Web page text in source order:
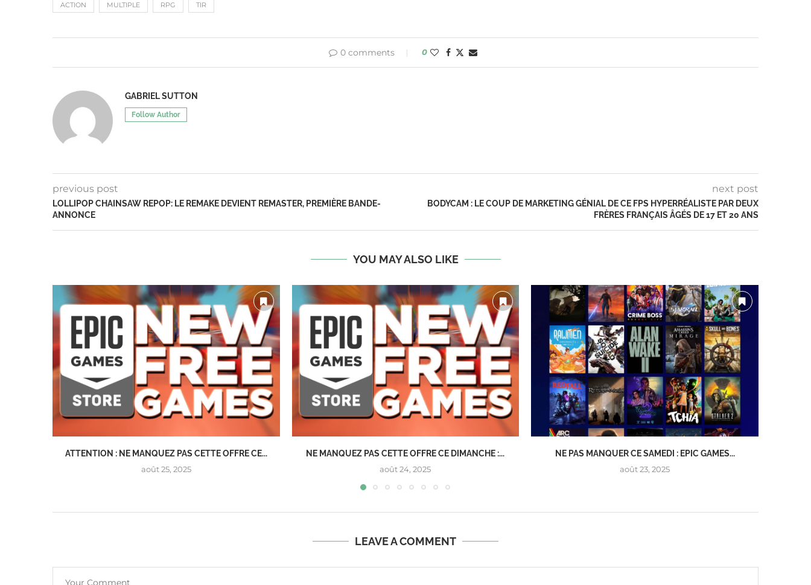
ACTION MULTIPLE RPG TIR
0 comments 0
GABRIEL SUTTON
Follow Author
previous post
LOLLIPOP CHAINSAW REPOP: LE REMAKE DEVIENT REMASTER, PREMIÈRE BANDE-
ANNONCE
next post
BODYCAM : LE COUP DE MARKETING GÉNIAL DE CE FPS HYPERRÉALISTE PAR DEUX
FRÈRES FRANÇAIS ÂGÉS DE 17 ET 20 ANS
YOU MAY ALSO LIKE
ATTENTION : NE MANQUEZ PAS CETTE OFFRE CE...
août 25, 2025
NE MANQUEZ PAS CETTE OFFRE CE DIMANCHE :...
août 24, 2025
NE PAS MANQUER CE SAMEDI : EPIC GAMES...
août 23, 2025
LEAVE A COMMENT